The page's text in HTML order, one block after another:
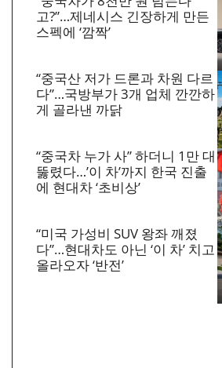
고?”…제네시스 긴장하게 만든
스펙에 ‘깜짝’
“중국산 저가 드론과 차원 다르
다”…국방부가 3개 업체 깐깐하
게 골라낸 까닭
“중국차 누가 사” 하더니 1만 대
뚫렸다…’이 차’까지 한국 진출
에 현대차 ‘초비상’
“미국 가성비 SUV 왕좌 깨졌
다”…현대차도 아닌 ‘이 차’ 치고
올라오자 ‘반전’